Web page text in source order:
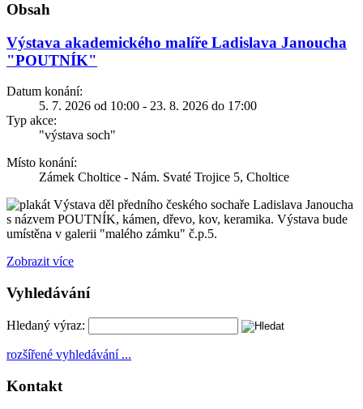
Obsah
Výstava akademického malíře Ladislava Janoucha
"POUTNÍK"
Datum konání:
5. 7. 2026 od 10:00 - 23. 8. 2026 do 17:00
Typ akce:
"výstava soch"
Místo konání:
Zámek Choltice - Nám. Svaté Trojice 5, Choltice
Výstava děl předního českého sochaře Ladislava Janoucha
s názvem POUTNÍK, kámen, dřevo, kov, keramika. Výstava bude
umístěna v galerii "malého zámku" č.p.5.
Zobrazit více
Vyhledávání
Hledaný výraz:
rozšířené vyhledávání ...
Kontakt